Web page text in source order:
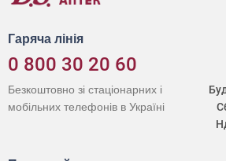
Гаряча лінія
0 800 30 20 60
Безкоштовно зі стаціонарних і
мобільних телефонів в Україні